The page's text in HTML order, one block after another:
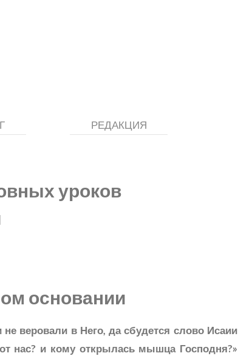
РЕДАКЦИЯ
уроков
основании
веровали в Него, да сбудется слово Исаии
нас? и кому открылась мышца Господня?»